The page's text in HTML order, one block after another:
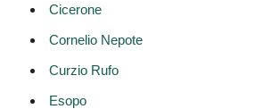
Cicerone
Cornelio Nepote
Curzio Rufo
Esopo